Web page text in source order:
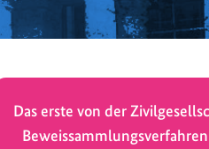
Das erste von der